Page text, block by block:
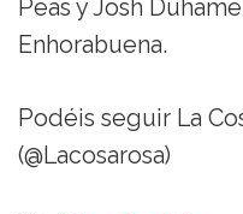
Peas y Josh
Enhorabuena.
Podéis seguir La
(@Lacosarosa)